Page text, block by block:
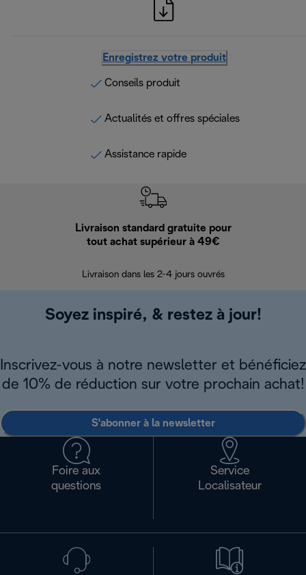
Enregistrez votre produit
Conseils produit
Actualités et offres spéciales
Assistance rapide
Livraison standard gratuite pour
tout achat supérieur à 49€
Livraison dans les 2-4 jours ouvrés
Soyez inspiré, & restez à jour!
Inscrivez-vous à notre newsletter et bénéficiez
de 10% de réduction sur votre prochain achat!
S'abonner à la newsletter
Foire aux
questions
Service
Localisateur